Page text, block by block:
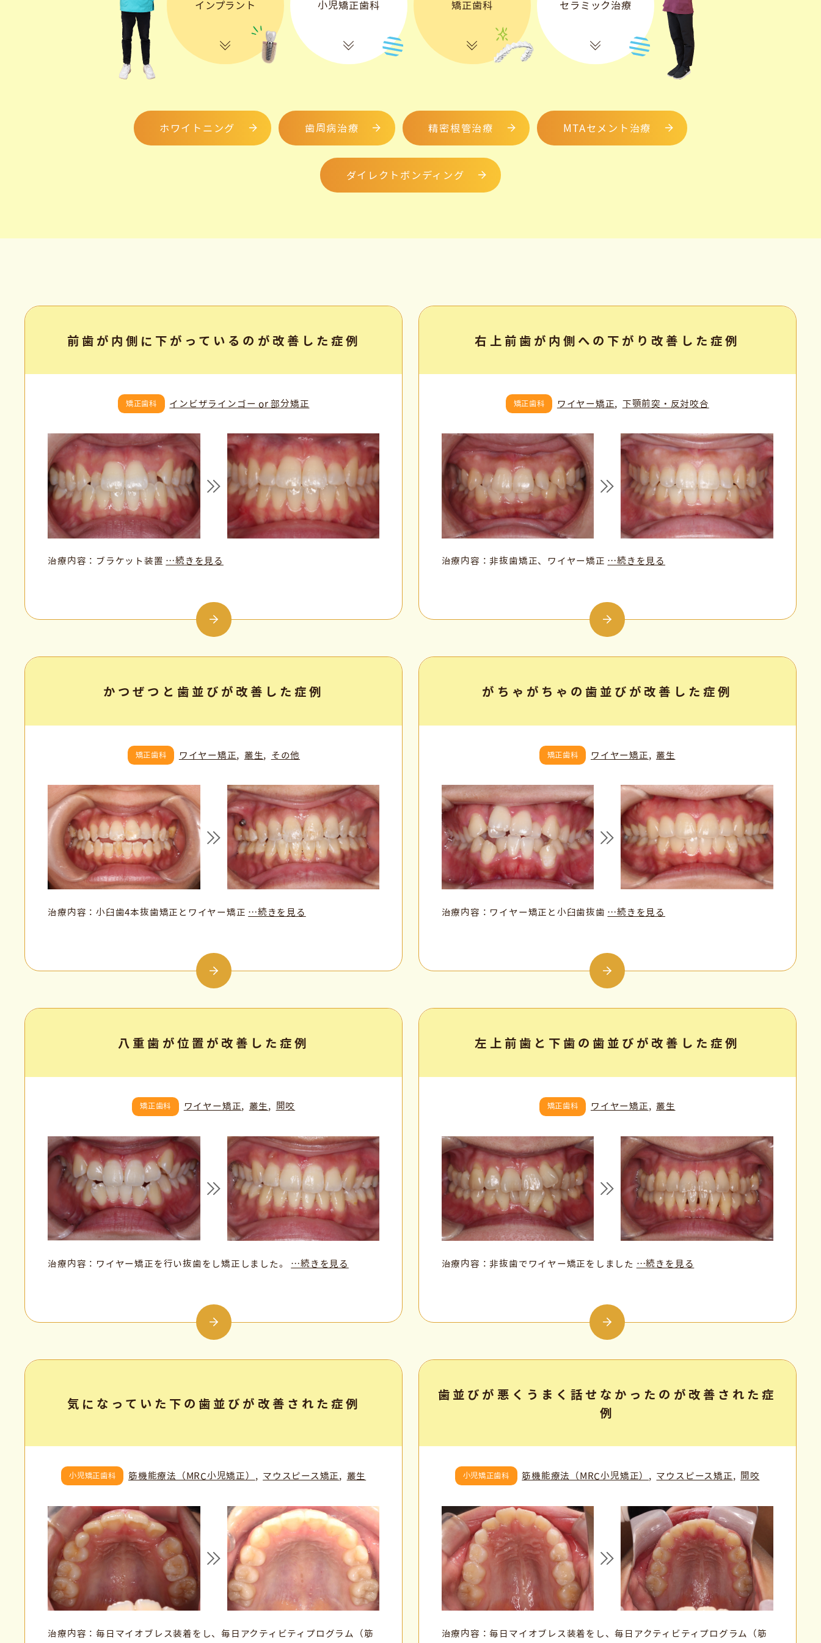
インプラント 小児矯正歯科 矯正歯科 セラミック治療
ホワイトニング 歯周病治療 精密根管治療 MTAセメント治療
ダイレクトボンディング
前歯が内側に下がっているのが改善した症例
矯正歯科 インビザラインゴー or 部分矯正
治療内容：ブラケット装置 …続きを見る
右上前歯が内側への下がり改善した症例
矯正歯科 ワイヤー矯正 下顎前突・反対咬合
治療内容：非抜歯矯正、ワイヤー矯正 …続きを見る
かつぜつと歯並びが改善した症例
矯正歯科 ワイヤー矯正 叢生 その他
治療内容：小臼歯4本抜歯矯正とワイヤー矯正 …続きを見る
がちゃがちゃの歯並びが改善した症例
矯正歯科 ワイヤー矯正 叢生
治療内容：ワイヤー矯正と小臼歯抜歯 …続きを見る
八重歯が位置が改善した症例
矯正歯科 ワイヤー矯正 叢生 開咬
治療内容：ワイヤー矯正を行い抜歯をし矯正しました。 …続きを見る
左上前歯と下歯の歯並びが改善した症例
矯正歯科 ワイヤー矯正 叢生
治療内容：非抜歯でワイヤー矯正をしました …続きを見る
気になっていた下の歯並びが改善された症例
小児矯正歯科 筋機能療法（MRC小児矯正） マウスピース矯正 叢生
治療内容：毎日マイオブレス装着をし、毎日アクティビティプログラム（筋
歯並びが悪くうまく話せなかったのが改善された症
例
小児矯正歯科 筋機能療法（MRC小児矯正） マウスピース矯正 開咬
治療内容：毎日マイオブレス装着をし、毎日アクティビティプログラム（筋